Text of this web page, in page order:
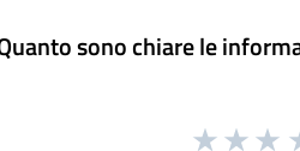
sono chiare le